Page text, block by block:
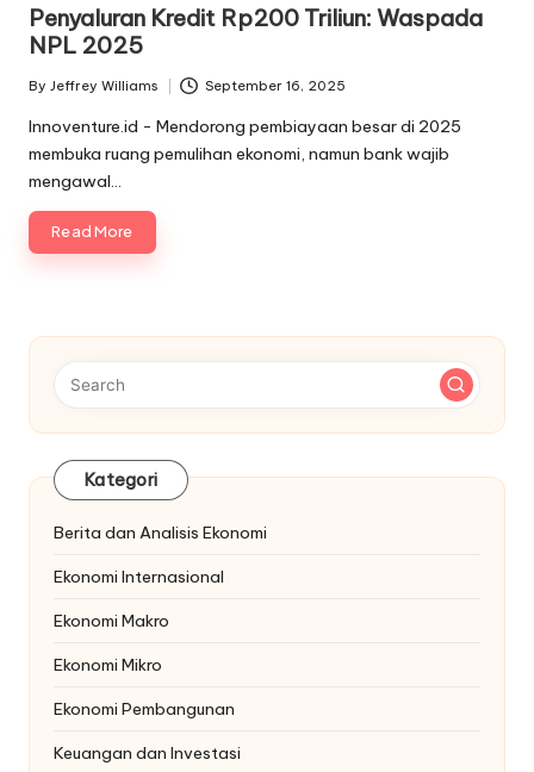
Penyaluran Kredit Rp200 Triliun: Waspada
NPL 2025
Posted
by
By Jeffrey Williams September 16, 2025
Innoventure.id - Mendorong pembiayaan besar di 2025
membuka ruang pemulihan ekonomi, namun bank wajib
mengawal…
Read More
Kategori
Berita dan Analisis Ekonomi
Ekonomi Internasional
Ekonomi Makro
Ekonomi Mikro
Ekonomi Pembangunan
Keuangan dan Investasi